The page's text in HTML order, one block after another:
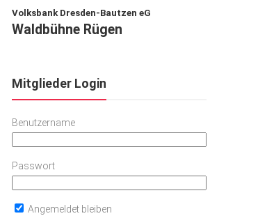
Volksbank Dresden-Bautzen eG
Waldbühne Rügen
Mitglieder Login
Benutzername
Passwort
Angemeldet bleiben